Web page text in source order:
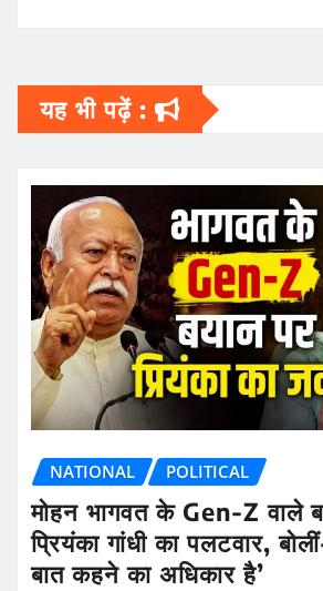
यह भी पढ़ें :
NATIONAL POLITICAL
मोहन भागवत के Gen-Z वाले
प्रियंका गांधी का पलटवार,
बात कहने का अधिकार है’